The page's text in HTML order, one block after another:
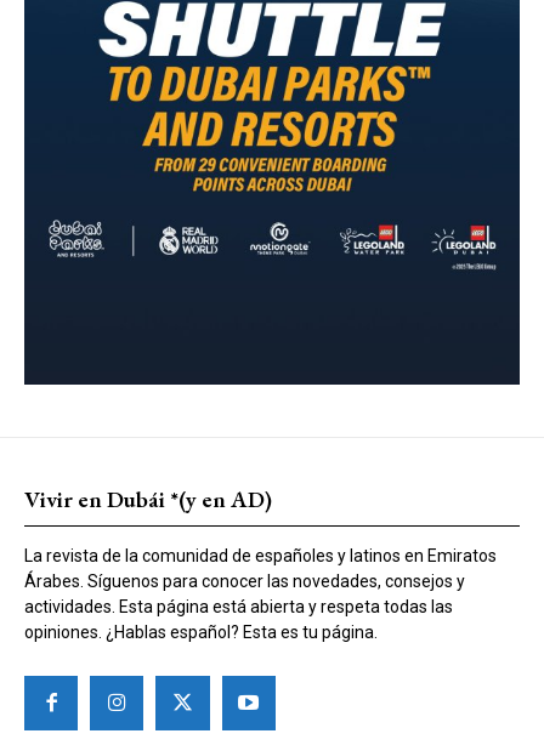
Vivir en Dubái *(y en AD)
La revista de la comunidad de españoles y latinos en Emiratos
Árabes. Síguenos para conocer las novedades, consejos y
actividades. Esta página está abierta y respeta todas las
opiniones. ¿Hablas español? Esta es tu página.